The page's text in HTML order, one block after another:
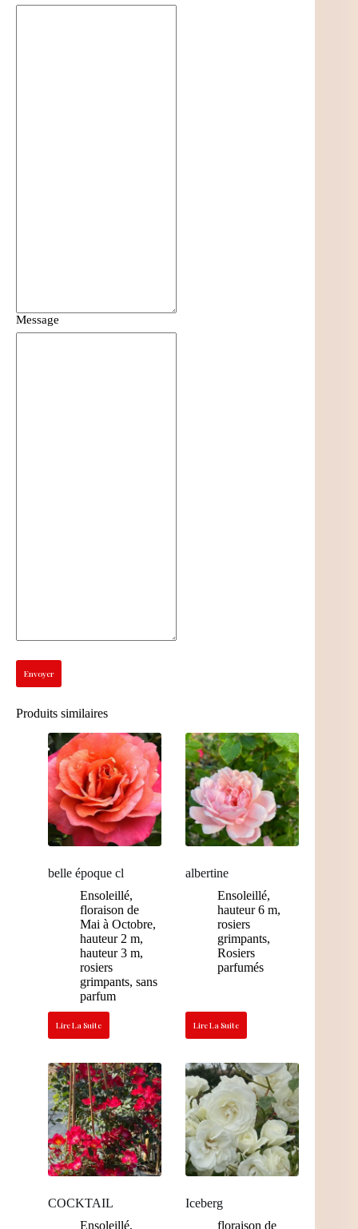
Message
Envoyer
Produits similaires
belle époque cl
Ensoleillé,
floraison de
Mai à Octobre,
hauteur 2 m,
hauteur 3 m,
rosiers
grimpants, sans
parfum
Lire La Suite
albertine
Ensoleillé,
hauteur 6 m,
rosiers
grimpants,
Rosiers
parfumés
Lire La Suite
COCKTAIL
Ensoleillé,
Iceberg
floraison de